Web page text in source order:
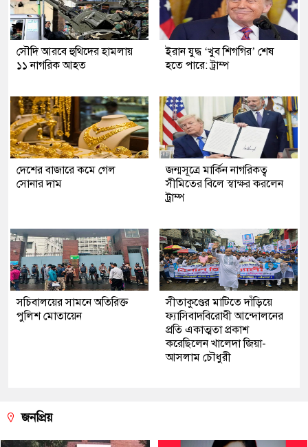
সৌদি আরবে হুথিদের হামলায়
১১ নাগরিক আহত
ইরান যুদ্ধ ‘খুব শিগগির’ শেষ
হতে পারে: ট্রাম্প
দেশের বাজারে কমে গেল
সোনার দাম
জন্মসূত্রে মার্কিন নাগরিকত্ব
সীমিতের বিলে স্বাক্ষর করলেন
ট্রাম্প
সচিবালয়ের সামনে অতিরিক্ত
পুলিশ মোতায়েন
সীতাকুণ্ডের মাটিতে দাঁড়িয়ে
ফ্যাসিবাদবিরোধী আন্দোলনের
প্রতি একাত্মতা প্রকাশ
করেছিলেন খালেদা জিয়া-
আসলাম চৌধুরী
জনপ্রিয়